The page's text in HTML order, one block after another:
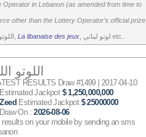
in Lebanon (as amended from time to
other than the Lottery Operator’s official prize
La libanaise des jeux , لوتو لبناني etc..
اللوتو
RESULTS Draw #1499 | 2017-04-10
Estimated Jackpot $ 1,250,000,000
اللوتو اللبناني Zeed Estimated Jackpot $ 25000000
Next اللوتو اللبناني Draw On :2026-08-06
results on your mobile by sending an sms